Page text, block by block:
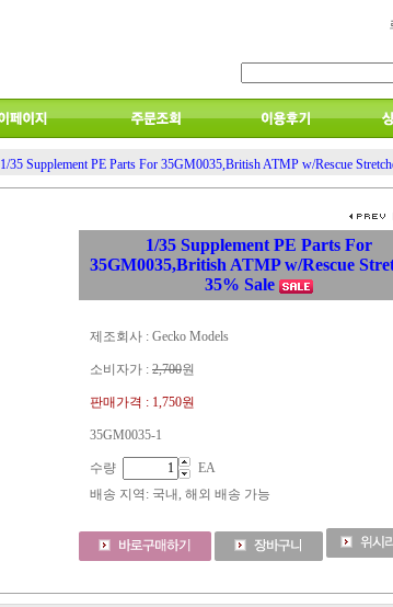
1/35 Supplement PE Parts For 35GM0035,British ATMP w/Rescue
1/35 Supplement PE Parts For
35GM0035,British ATMP w/Rescue
35% Sale
제조회사 : Gecko Models
소비자가 : 2,700원
판매가격 : 1,750원
35GM0035-1
수량
EA
배송 지역 : 국내, 해외 배송 가능